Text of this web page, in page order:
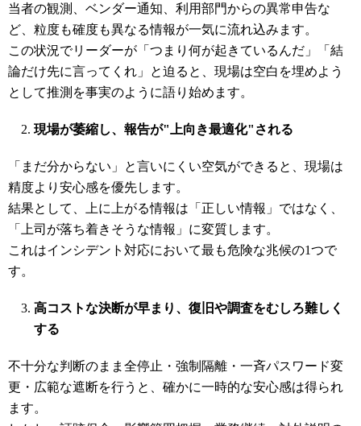
当者の観測、ベンダー通知、利用部門からの異常申告な
ど、粒度も確度も異なる情報が一気に流れ込みます。
この状況でリーダーが「つまり何が起きているんだ」「結
論だけ先に言ってくれ」と迫ると、現場は空白を埋めよう
として推測を事実のように語り始めます。
現場が萎縮し、報告が" 上向き最適化" される
「まだ分からない」と言いにくい空気ができると、現場は
精度より安心感を優先します。
結果として、上に上がる情報は「正しい情報」ではなく、
「上司が落ち着きそうな情報」に変質します。
これはインシデント対応において最も危険な兆候の1つで
す。
高コストな決断が早まり、復旧や調査をむしろ難しく
する
不十分な判断のまま全停止・強制隔離・一斉パスワード変
更・広範な遮断を行うと、確かに一時的な安心感は得られ
ます。